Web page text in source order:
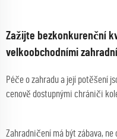
Zažijte bezkonkurenční
velkoobchodními
Péče o zahradu a její potěšení
cenově dostupnými chrániči
Zahradničení má být zábava,